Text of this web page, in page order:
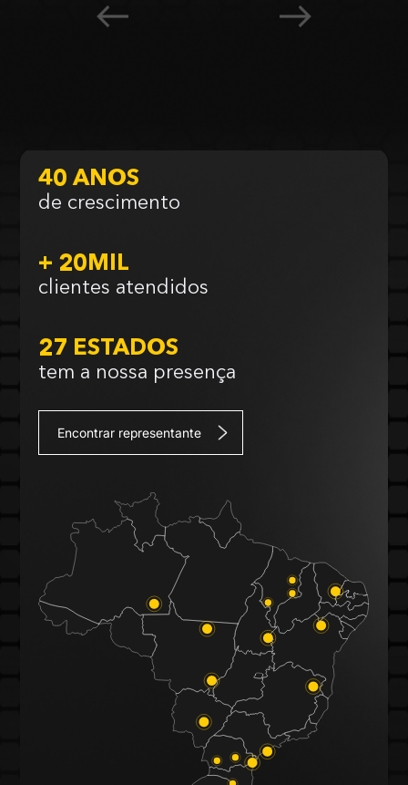
40 ANOS
de crescimento
+ 20MIL
clientes atendidos
27 ESTADOS
tem a nossa presença
Encontrar representante